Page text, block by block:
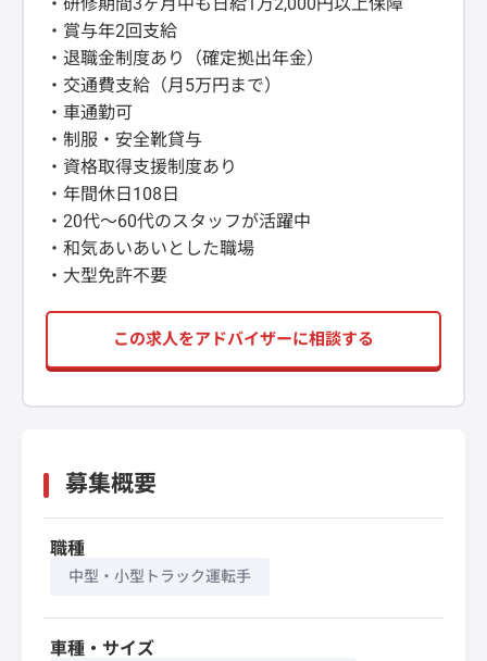
・賞与年2回支給
・退職金制度あり（確定拠出年金）
・交通費支給（月5万円まで）
・車通勤可
・制服・安全靴貸与
・資格取得支援制度あり
・年間休日108日
・20代～60代のスタッフが活躍中
・和気あいあいとした職場
・大型免許不要
この求人をアドバイザーに相談する
募集概要
職種
中型・小型トラック運転手
車種・サイズ